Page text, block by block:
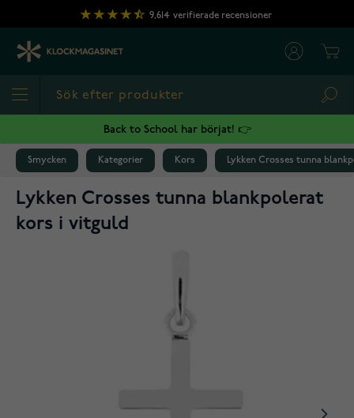
Hoppa till innehållet
9,614 verifierade recensioner
Back to School har börjat! 👉
Smycken Kategorier Kors Lykken Crosses tunna
Lykken Crosses tunna blankpolerat
kors i vitguld